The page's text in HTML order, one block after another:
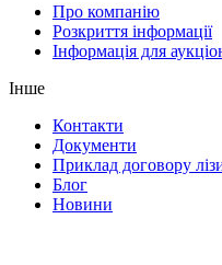
Про компанію
Розкриття інформації
Інформація для
Інше
Контакти
Документи
Приклад договору
Блог
Новини